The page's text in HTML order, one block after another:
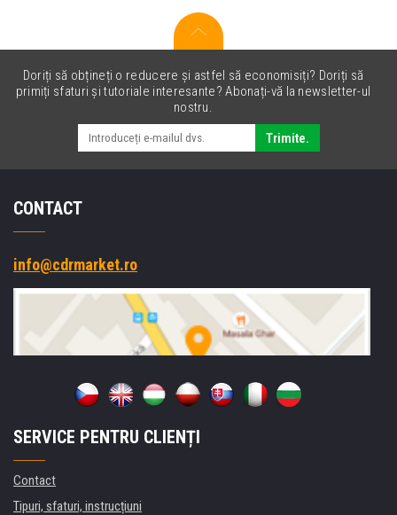
Doriți să obțineți o reducere și astfel să economisiți? Doriți să
primiți sfaturi și tutoriale interesante? Abonați-vă la newsletter-ul
nostru.
Trimite.
CONTACT
info@cdrmarket.ro
SERVICE PENTRU CLIENȚI
Contact
Tipuri, sfaturi, instrucțiuni